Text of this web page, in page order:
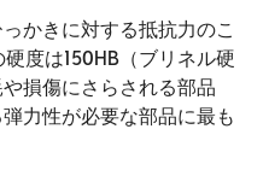
かきに対する抵抗力のこ
度は150HB（ブリネル硬
損傷にさらされる部品
力性が必要な部品に最も